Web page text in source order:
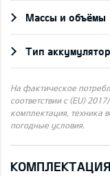
Массы и объёмы
Тип
На фактическое
соответствии с (EU)
комплектация, техника
погодные условия.
КОМПЛЕКТАЦИЯ